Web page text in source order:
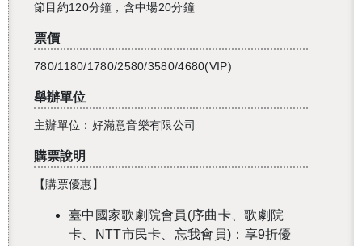
節目約120分鐘，含中場20分鐘
票價
780/1180/1780/2580/3580/4680(VIP)
舉辦單位
主辦單位：好滿意音樂有限公司
購票說明
【購票優惠】
臺中國家歌劇院會員(序曲卡、歌劇院
卡、NTT市民卡、忘我會員)：享9折優